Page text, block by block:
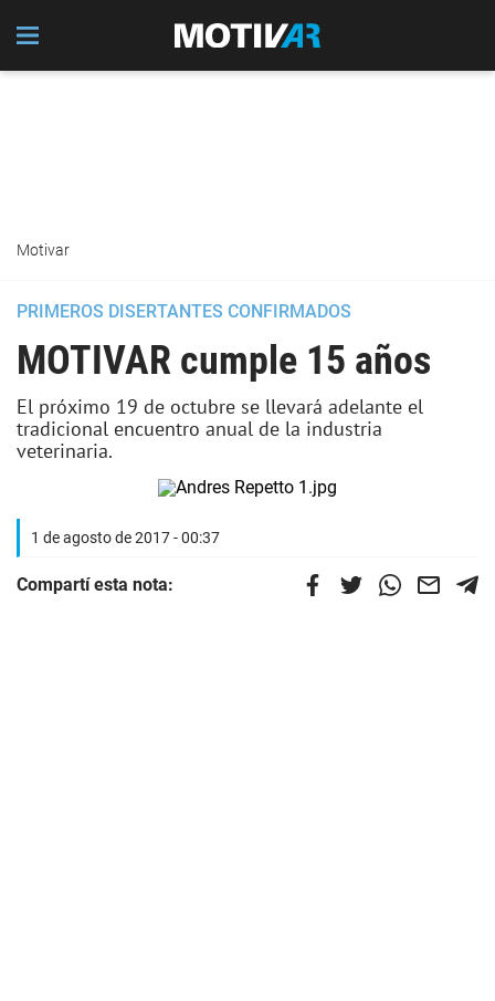
Motivar
PRIMEROS DISERTANTES CONFIRMADOS
MOTIVAR cumple 15 años
El próximo 19 de octubre se llevará adelante el
tradicional encuentro anual de la industria
veterinaria.
1 de agosto de 2017 - 00:37
Compartí esta nota: